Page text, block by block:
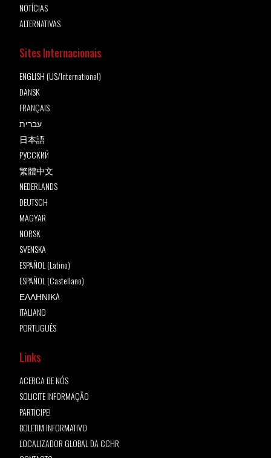
NOTÍCIAS
ALTERNATIVAS
Sites Internacionais
ENGLISH (US/International)
DANSK
FRANÇAIS
עברית
日本語
РУССКИЙ
繁體中文
NEDERLANDS
DEUTSCH
MAGYAR
NORSK
SVENSKA
ESPAÑOL (Latino)
ESPAÑOL (Castellano)
ΕΛΛΗΝΙΚA
ITALIANO
PORTUGUÊS
Links
ACERCA DE NÓS
SOLICITE INFORMAÇÃO
PARTICIPE!
BOLETIM INFORMATIVO
LOCALIZADOR GLOBAL DA CCHR